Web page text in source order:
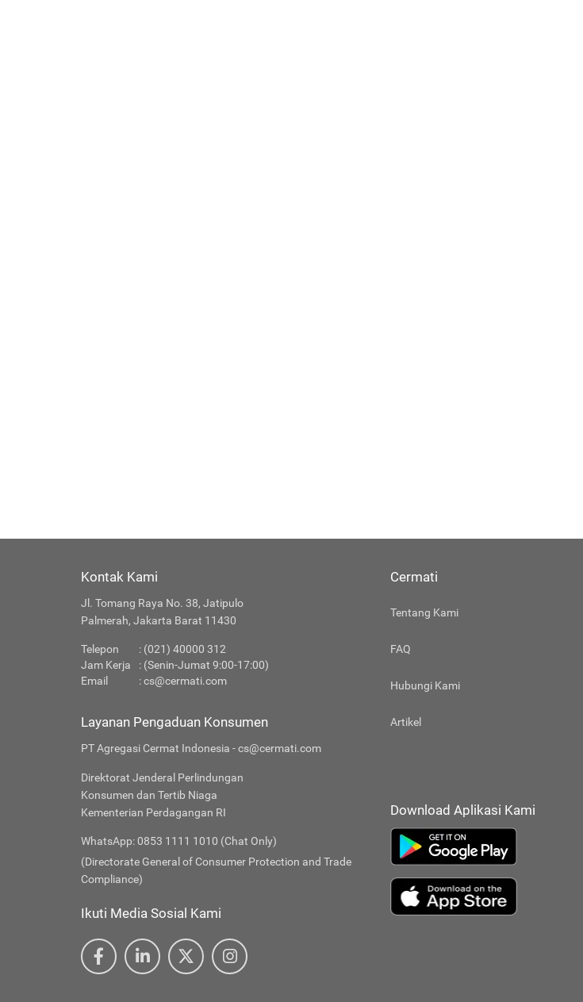
Kontak Kami
Jl. Tomang Raya No. 38, Jatipulo
Palmerah, Jakarta Barat 11430
Telepon
: (021) 40000 312
Jam Kerja
: (Senin-Jumat 9:00-17:00)
Email
:cs@cermati.com
Layanan Pengaduan Konsumen
PT Agregasi Cermat Indonesia - cs@cermati.com
Direktorat Jenderal Perlindungan
Konsumen dan Tertib Niaga
Kementerian Perdagangan RI
WhatsApp: 0853 1111 1010 (Chat Only)
(Directorate General of Consumer Protection and Trade
Compliance)
Ikuti Media Sosial Kami
Cermati
Tentang Kami
FAQ
Hubungi Kami
Artikel
Download Aplikasi Kami